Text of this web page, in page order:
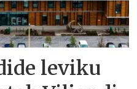
leviku